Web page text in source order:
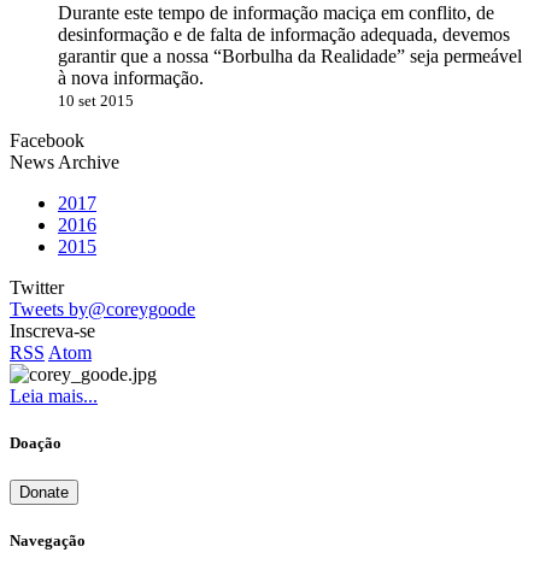
Durante este tempo de informação maciça em conflito, de
desinformação e de falta de informação adequada, devemos
garantir que a nossa “Borbulha da Realidade” seja permeável
à nova informação.
10 set 2015
Facebook
News Archive
2017
2016
2015
Twitter
Tweets by@coreygoode
Inscreva-se
RSS Atom
Leia mais...
Doação
Donate
Navegação